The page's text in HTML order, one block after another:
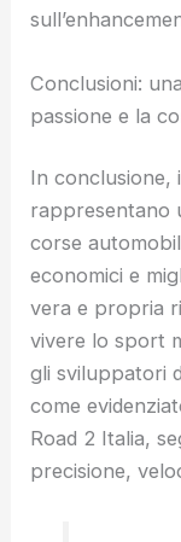
Conclusioni:
passione e la
In conclusione,
rappresentano
corse
economici e
vera e propria
vivere lo sport
gli sviluppatori
come
Road 2 Italia,
precisione,